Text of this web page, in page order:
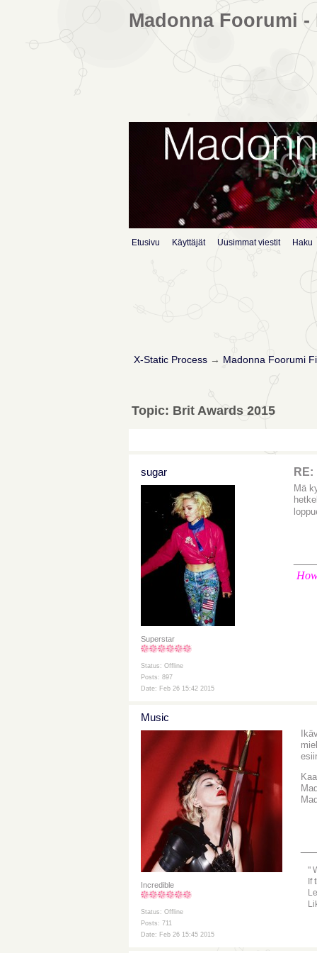
Madonna Foorumi -
Etusivu Käyttäjät Uusimmat viestit Haku
X-Static Process→ Madonna Foorumi
Topic: Brit Awards 2015
sugar
Superstar
Status: Offline
Posts: 897
Date: Feb 26 15:42 2015
Mä
Music
Incredible
Status: Offline
Posts: 711
Date: Feb 26 15:45 2015
If